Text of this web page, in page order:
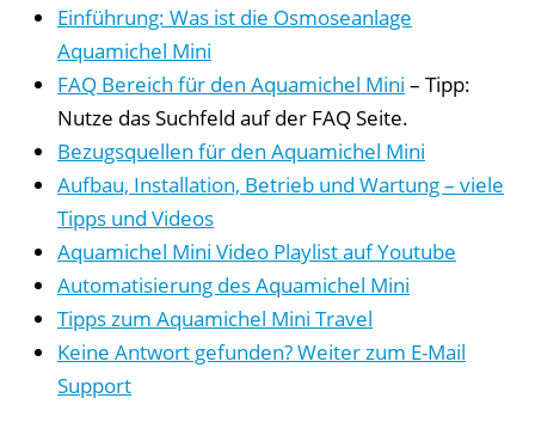
Einführung: Was ist die Osmoseanlage
Aquamichel Mini
FAQ Bereich für den Aquamichel Mini – Tipp:
Nutze das Suchfeld auf der FAQ Seite.
Bezugsquellen für den Aquamichel Mini
Aufbau, Installation, Betrieb und Wartung – viele
Tipps und Videos
Aquamichel Mini Video Playlist auf Youtube
Automatisierung des Aquamichel Mini
Tipps zum Aquamichel Mini Travel
Keine Antwort gefunden? Weiter zum E-Mail
Support